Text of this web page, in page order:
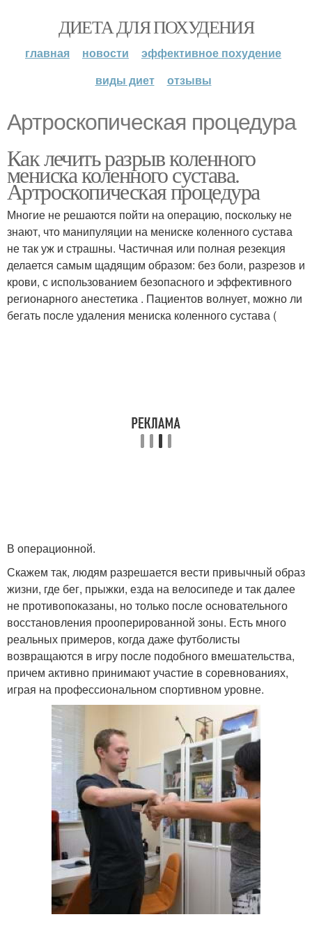
ДИЕТА ДЛЯ ПОХУДЕНИЯ
главная новости
эффективное похудение
виды диет
отзывы
Артроскопическая процедура
Как лечить разрыв коленного
мениска коленного сустава.
Артроскопическая процедура
Многие не решаются пойти на операцию, поскольку не
знают, что манипуляции на мениске коленного сустава
не так уж и страшны. Частичная или полная резекция
делается самым щадящим образом: без боли, разрезов и
крови, с использованием безопасного и эффективного
регионарного анестетика . Пациентов волнует, можно ли
бегать после удаления мениска коленного сустава (
В операционной.
Скажем так, людям разрешается вести привычный образ
жизни, где бег, прыжки, езда на велосипеде и так далее
не противопоказаны, но только после основательного
восстановления прооперированной зоны. Есть много
реальных примеров, когда даже футболисты
возвращаются в игру после подобного вмешательства,
причем активно принимают участие в соревнованиях,
играя на профессиональном спортивном уровне.